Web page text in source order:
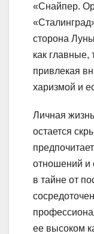
«Снайпер.
сторона
как главные,
привлекая
харизмой и
Личная
остается
отношений и
в тайне от
ее высоком